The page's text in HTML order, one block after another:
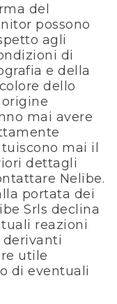
del
possono
agli
di
e della
dello
mai avere
mai il
dettagli
Nelibe.
portata dei
Srls declina
reazioni
derivanti
utile
di eventuali